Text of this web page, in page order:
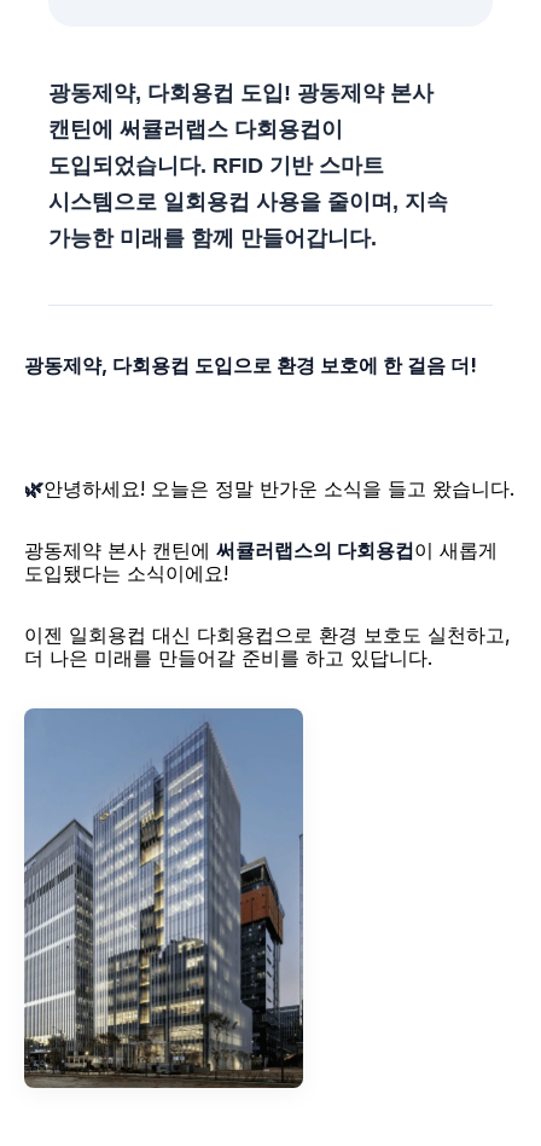
광동제약, 다회용컵 도입! 광동제약 본사
캔틴에 써큘러랩스 다회용컵이
도입되었습니다. RFID 기반 스마트
시스템으로 일회용컵 사용을 줄이며, 지속
가능한 미래를 함께 만들어갑니다.
광동제약, 다회용컵 도입으로 환경 보호에 한 걸음 더!
🌿
광동제약 본사 캔틴에 써큘러랩스의 다회용컵이 새롭게
도입됐다는 소식이에요!
이젠 일회용컵 대신 다회용컵으로 환경 보호도 실천하고,
더 나은 미래를 만들어갈 준비를 하고 있답니다.